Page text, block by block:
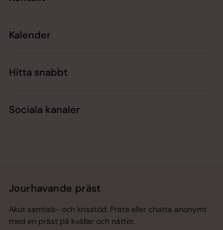
Kalender
Hitta snabbt
Sociala kanaler
Jourhavande präst
Akut samtals- och krisstöd. Prata eller chatta anonymt
med en präst på kvällar och nätter.